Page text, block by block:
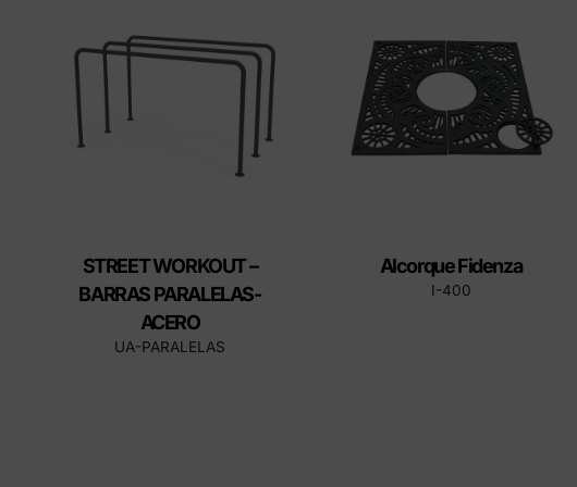
STREET WORKOUT –
BARRAS PARALELAS-
ACERO
UA-PARALELAS
Alcorque Fidenza
I-400